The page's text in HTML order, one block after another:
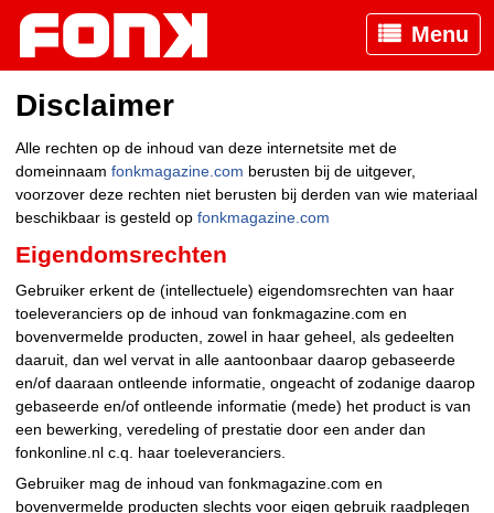
Menu
Disclaimer
Alle rechten op de inhoud van deze internetsite met de
domeinnaam fonkmagazine.com berusten bij de uitgever,
voorzover deze rechten niet berusten bij derden van wie materiaal
beschikbaar is gesteld op fonkmagazine.com
Eigendomsrechten
Gebruiker erkent de (intellectuele) eigendomsrechten van haar
toeleveranciers op de inhoud van fonkmagazine.com en
bovenvermelde producten, zowel in haar geheel, als gedeelten
daaruit, dan wel vervat in alle aantoonbaar daarop gebaseerde
en/of daaraan ontleende informatie, ongeacht of zodanige daarop
gebaseerde en/of ontleende informatie (mede) het product is van
een bewerking, veredeling of prestatie door een ander dan
fonkonline.nl c.q. haar toeleveranciers.
Gebruiker mag de inhoud van fonkmagazine.com en
bovenvermelde producten slechts voor eigen gebruik raadplegen